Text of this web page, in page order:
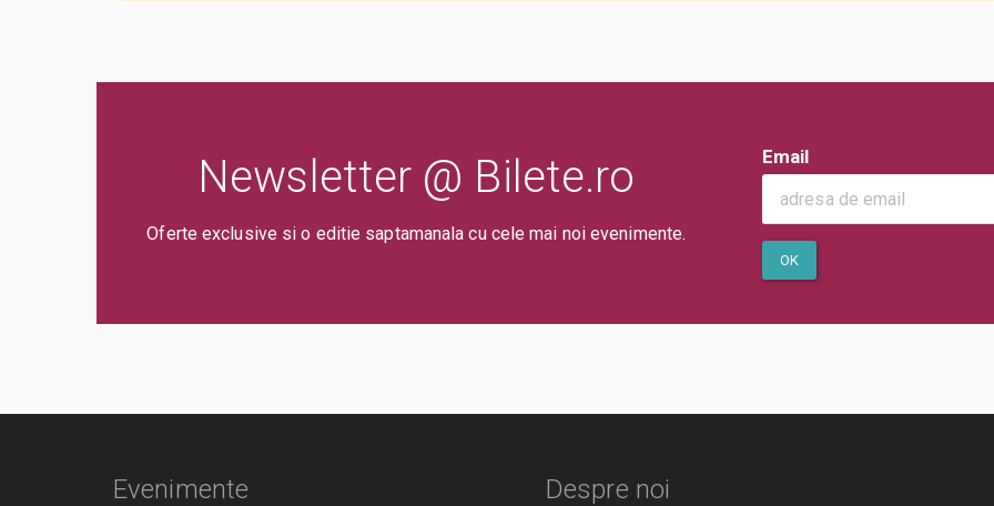
Newsletter @ Bilete.ro
Oferte exclusive si o editie saptamanala cu cele mai noi evenimente.
Email
OK
Evenimente Despre noi